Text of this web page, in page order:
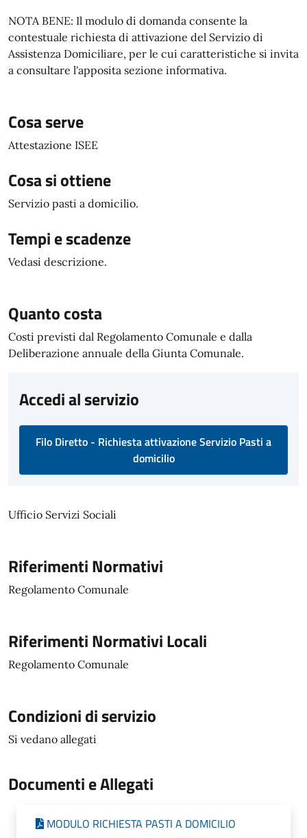
NOTA BENE: Il modulo di domanda consente la
contestuale richiesta di attivazione del Servizio di
Assistenza Domiciliare, per le cui caratteristiche si invita
a consultare l'apposita sezione informativa.
Cosa serve
Attestazione ISEE
Cosa si ottiene
Servizio pasti a domicilio.
Tempi e scadenze
Vedasi descrizione.
Quanto costa
Costi previsti dal Regolamento Comunale e dalla
Deliberazione annuale della Giunta Comunale.
Accedi al servizio
Filo Diretto - Richiesta attivazione Servizio Pasti a
domicilio
Ufficio Servizi Sociali
Riferimenti Normativi
Regolamento Comunale
Riferimenti Normativi Locali
Regolamento Comunale
Condizioni di servizio
Si vedano allegati
Documenti e Allegati
MODULO RICHIESTA PASTI A DOMICILIO